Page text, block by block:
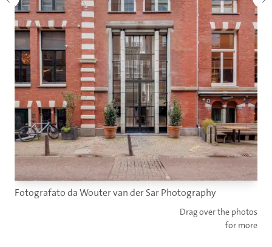
Fotografato da Wouter van der Sar Photography
Drag over the photos
for more